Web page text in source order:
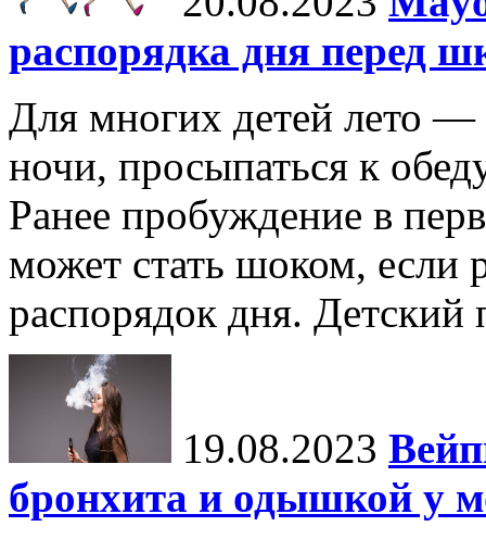
распорядка дня перед
Для многих детей лето —
ночи, просыпаться к
Ранее пробуждение в
может стать шоком, если
распорядок дня. Детский
19.08.2023
бронхита и одышкой у